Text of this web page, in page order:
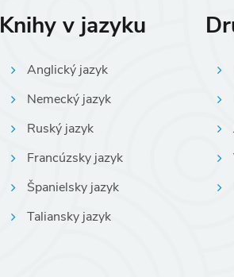
Knihy v jazyku
Anglický jazyk
Nemecký jazyk
Ruský jazyk
Francúzsky jazyk
Španielsky jazyk
Taliansky jazyk